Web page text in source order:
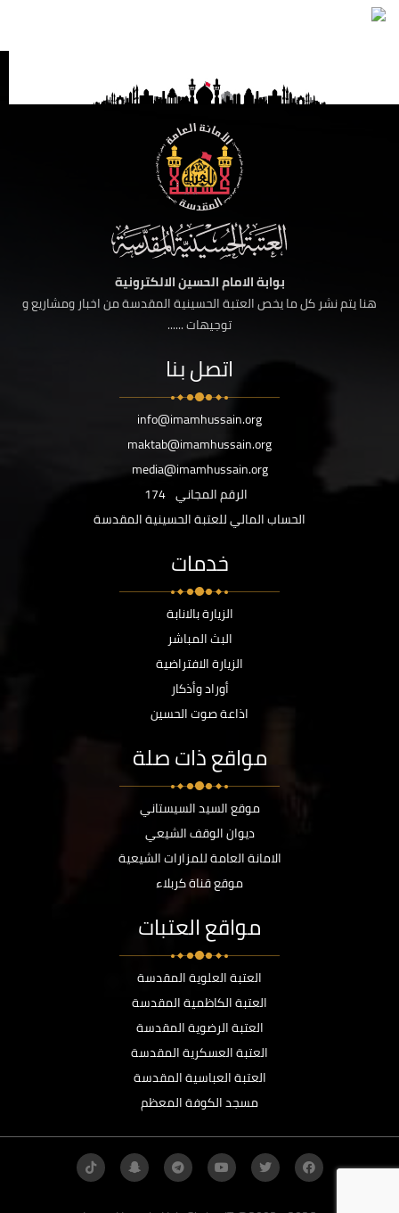
بوابة الامام الحسين الالكترونية
هنا يتم نشر كل ما يخص العتبة الحسينية المقدسة من اخبار ومشاريع و
توجيهات ......
اتصل بنا
info@imamhussain.org
maktab@imamhussain.org
media@imamhussain.org
الرقم المجاني 174
الحساب المالي للعتبة الحسينية المقدسة
خدمات
الزيارة بالانابة
البث المباشر
الزيارة الافتراضية
أوراد وأذكار
اذاعة صوت الحسين
مواقع ذات صلة
موقع السيد السيستاني
ديوان الوقف الشيعي
الامانة العامة للمزارات الشيعية
موقع قناة كربلاء
مواقع العتبات
العتبة العلوية المقدسة
العتبة الكاظمية المقدسة
العتبة الرضوية المقدسة
العتبة العسكرية المقدسة
العتبة العباسية المقدسة
مسجد الكوفة المعظم